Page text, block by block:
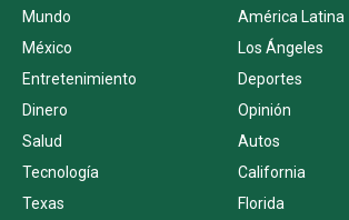
Mundo
América Latina
México
Los Ángeles
Entretenimiento
Deportes
Dinero
Opinión
Salud
Autos
Tecnología
California
Texas
Florida